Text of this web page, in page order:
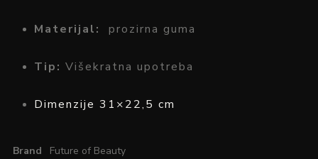
Materijal: prozirna guma
Tip: Višekratna upotreba
Dimenzije 31×22,5 cm
Brand Future of Beauty